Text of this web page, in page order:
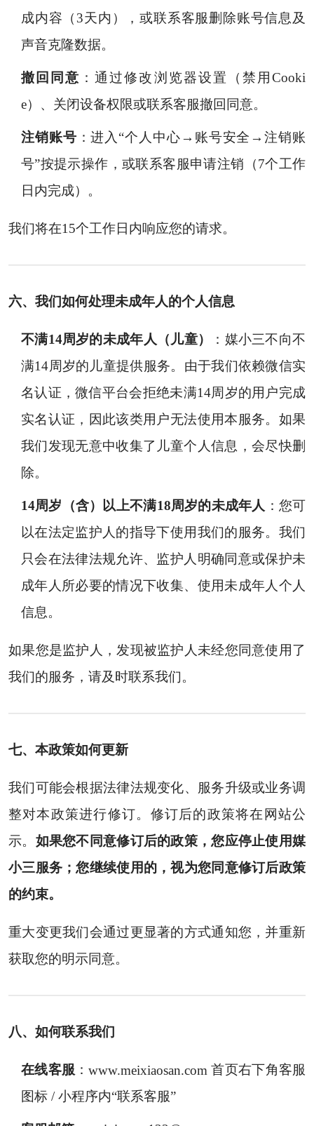
成内容（3天内），或联系客服删除账号信息及
声音克隆数据。
撤回同意 ：通过修改浏览器设置（禁用Cooki
e）、关闭设备权限或联系客服撤回同意。
注销账号 ：进入“个人中心→账号安全→注销账
号”按提示操作，或联系客服申请注销（7个工作
日内完成）。
我们将在15个工作日内响应您的请求。
六、我们如何处理未成年人的个人信息
不满14周岁的未成年人（儿童）
：媒小三不向不
满14周岁的儿童提供服务。由于我们依赖微信实
名认证，微信平台会拒绝未满14周岁的用户完成
实名认证，因此该类用户无法使用本服务。如果
我们发现无意中收集了儿童个人信息，会尽快删
除。
14周岁（含）以上不满18周岁的未成年人 ：您可
以在法定监护人的指导下使用我们的服务。我们
只会在法律法规允许、监护人明确同意或保护未
成年人所必要的情况下收集、使用未成年人个人
信息。
如果您是监护人，发现被监护人未经您同意使用了
我们的服务，请及时联系我们。
七、本政策如何更新
我们可能会根据法律法规变化、服务升级或业务调
整对本政策进行修订。修订后的政策将在网站公
示。 如果您不同意修订后的政策，您应停止使用媒
小三服务；您继续使用的，视为您同意修订后政策
的约束。
重大变更我们会通过更显著的方式通知您，并重新
获取您的明示同意。
八、如何联系我们
在线客服 ：www.meixiaosan.com 首页右下角客服
图标 / 小程序内“联系客服”